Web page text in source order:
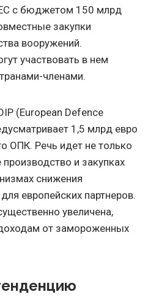
с бюджетом 150 млрд
закупки
вооружений.
участвовать в нем
членами.
(European Defence
1,5 млрд евро
ОПК. Речь идет не только
и закупках
снижения
европейских партнеров.
увеличена,
от замороженных